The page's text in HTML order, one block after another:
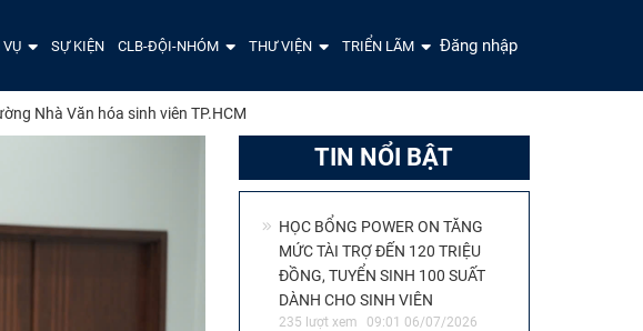
VỤ SỰ KIỆN CLB-ĐỘI-NHÓM THƯ VIỆN TRIỂN LÃM Đăng nhập
Nhà Văn hóa sinh viên TP.HCM
TIN NỔI BẬT
HỌC BỔNG POWER ON TĂNG
MỨC TÀI TRỢ ĐẾN 120 TRIỆU
ĐỒNG, TUYỂN SINH 100 SUẤT
DÀNH CHO SINH VIÊN
235 lượt xem 09:01 06/07/2026